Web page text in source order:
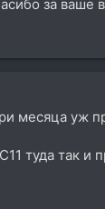
за ваше
месяца уж
туда так и